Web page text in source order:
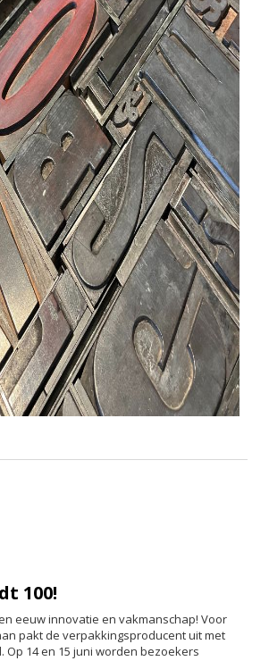
100!
eeuw innovatie en vakmanschap! Voor
pakt de verpakkingsproducent uit met
14 en 15 juni worden bezoekers